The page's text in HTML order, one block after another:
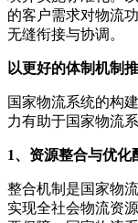
的客户需求对物流
无缝衔接与协调。
以更好的体制机制
国家物流系统的构
力有助于国家物流
1、资源整合与优化
整合机制是国家物
实现全社会物流资